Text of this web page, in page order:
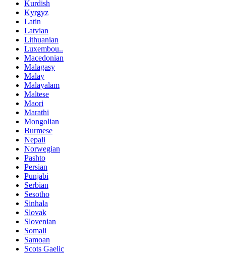
Kurdish
Kyrgyz
Latin
Latvian
Lithuanian
Luxembou..
Macedonian
Malagasy
Malay
Malayalam
Maltese
Maori
Marathi
Mongolian
Burmese
Nepali
Norwegian
Pashto
Persian
Punjabi
Serbian
Sesotho
Sinhala
Slovak
Slovenian
Somali
Samoan
Scots Gaelic